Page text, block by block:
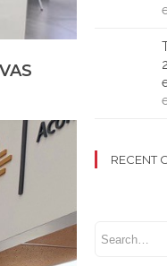
RECENT